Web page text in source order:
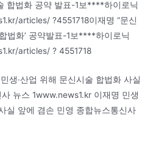
합법화 공약 발표-1보****하이로닉
articles/ ?4551718이재명 “문신
법화’ 공약발표-1보****하이로닉
articles/ ? 4551718
생·산업 위해 문신시술 합법화 사실
뉴스 1www.news1.kr 이재명 민생
실 앞에 겸손 민영 종합뉴스통신사